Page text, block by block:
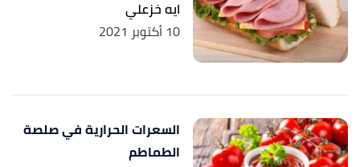
ايه خزعلي
10 أكتوبر 2021
السعرات الحرارية في صلصة
الطماطم